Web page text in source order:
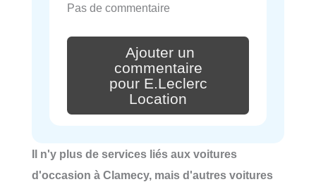
Pas de commentaire
Ajouter un
commentaire
pour E.Leclerc
Location
Il n'y plus de services liés aux voitures
d'occasion à Clamecy, mais d'autres voitures